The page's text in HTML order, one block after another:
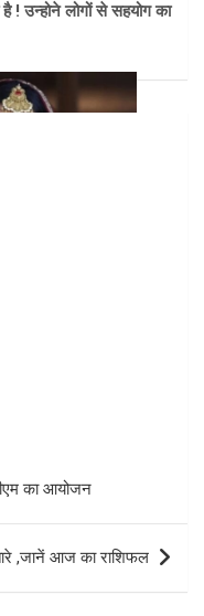
! उन्होने लोगों से सहयोग का
का आयोजन
,जानें आज का राशिफल